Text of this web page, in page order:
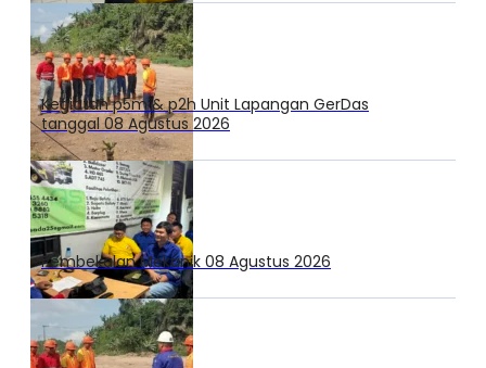
Kegiatan p5m & p2h Unit Lapangan GerDas
tanggal 08 Agustus 2026
Pembekalan Mekanik 08 Agustus 2026